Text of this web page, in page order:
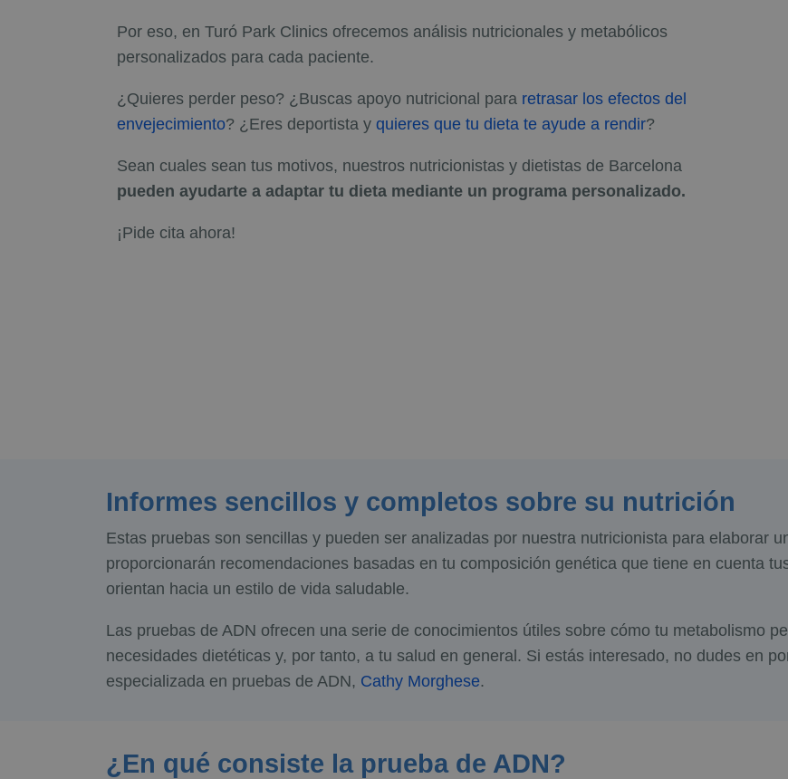
Por eso, en Turó Park Clinics ofrecemos análisis nutricionales y metabólicos
personalizados para cada paciente.
¿Quieres perder peso? ¿Buscas apoyo nutricional para retrasar los efectos del
envejecimiento? ¿Eres deportista y quieres que tu dieta te ayude a rendir?
Sean cuales sean tus motivos, nuestros nutricionistas y dietistas de Barcelona
pueden ayudarte a adaptar tu dieta mediante un programa personalizado.
¡Pide cita ahora!
Informes sencillos y completos sobre su nutrición
Estas pruebas son sencillas y pueden ser analizadas por nuestra nutricionista para elaborar
proporcionarán recomendaciones basadas en tu composición genética que tiene en cuenta
orientan hacia un estilo de vida saludable.
Las pruebas de ADN ofrecen una serie de conocimientos útiles sobre cómo tu metabolismo
necesidades dietéticas y, por tanto, a tu salud en general. Si estás interesado, no dudes en
especializada en pruebas de ADN, Cathy Morghese.
¿En qué consiste la prueba de ADN?